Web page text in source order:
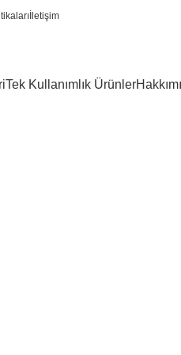
İletişim
Tek Kullanımlık Ürünler